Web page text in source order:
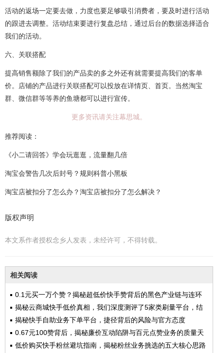
活动的返场一定要去做，力度也要足够吸引消费者，要及时进行活动
的跟进去调整。活动结束要进行复盘总结，通过后台的数据选择适合
我们的活动。
六、关联搭配
提高销售额除了我们的产品卖的多之外还有就需要提高我们的客单
价。店铺的产品进行关联搭配可以投放在详情页、首页。当然淘宝
群、微信群等等养的鱼塘都可以进行宣传。
更多资讯请关注幕思城。
推荐阅读：
《小二请回答》学会玩逛逛，流量翻几倍
淘宝会警告几次后封号？规则科普小黑板
淘宝店被扣分了怎么办？淘宝店被扣分了怎么解决？
版权声明
本文系作者授权念乡人发表，未经许可，不得转载。
相关阅读
0.1元买一万个赞？揭秘超低价快手赞背后的黑色产业链与连环
套路
揭秘云商城快手低价真相，我们深度测评了5家类刷量平台，结
果触目惊心
揭秘快手自助业务下单平台，捷径背后的风险与官方态度
0.67元100赞背后，揭秘廉价互动陷阱与百元点赞业务的质量天
壤之别
低价购买快手粉丝避坑指南，揭秘粉丝业务挑选的五大核心思路